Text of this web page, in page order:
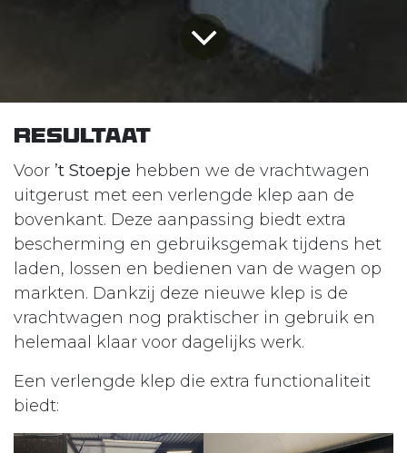
Resultaat
Voor ’t Stoepje hebben we de vrachtwagen
uitgerust met een verlengde klep aan de
bovenkant. Deze aanpassing biedt extra
bescherming en gebruiksgemak tijdens het
laden, lossen en bedienen van de wagen op
markten. Dankzij deze nieuwe klep is de
vrachtwagen nog praktischer in gebruik en
helemaal klaar voor dagelijks werk.
Een verlengde klep die extra functionaliteit
biedt: